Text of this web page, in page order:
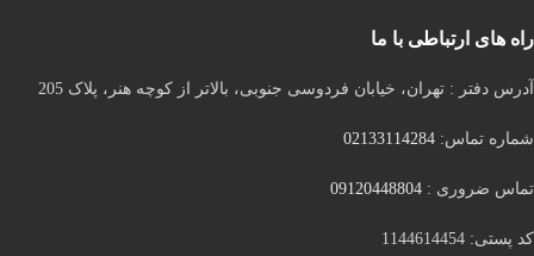
راه های ارتباطی با ما
آدرس دفتر : تهران، خیابان فردوسی جنوبی، بالاتر از کوچه هنر، پلاک 205
شماره تماس: 02133114284
تماس ضروری : 09120448804
کد پستی: 1144614454